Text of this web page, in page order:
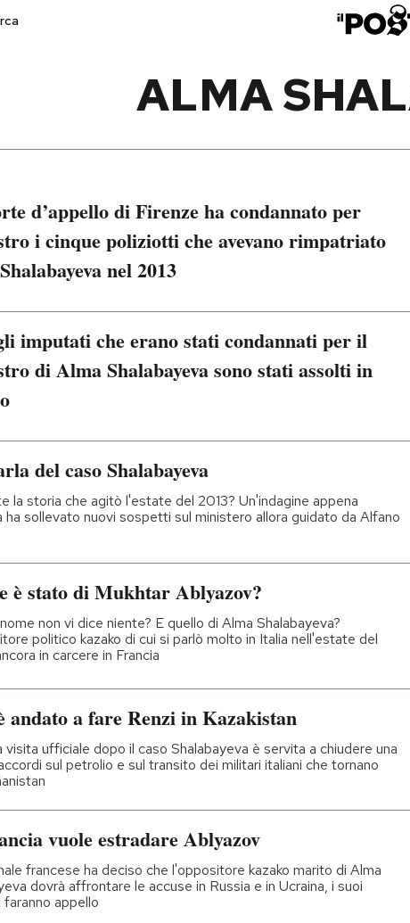
Moda
Storie/Idee
Ok Boomer!
Media
Mondiali calcio 2026
ALMA
d’appello di Firenze ha condannato per
i cinque poliziotti che avevano rimpatriato
nel 2013
imputati che erano stati condannati per il
di Alma Shalabayeva sono stati assolti in
del caso Shalabayeva
la storia che agitò l'estate del 2013? Un'indagine appena
ha sollevato nuovi sospetti sul ministero allora guidato da Alfano
è stato di Mukhtar Ablyazov?
non vi dice niente? E quello di Alma Shalabayeva?
politico kazako di cui si parlò molto in Italia nell'estate del
in carcere in Francia
andato a fare Renzi in Kazakistan
visita ufficiale dopo il caso Shalabayeva è servita a chiudere una
sul petrolio e sul transito dei militari italiani che tornano
vuole estradare Ablyazov
francese ha deciso che l'oppositore kazako marito di Alma
dovrà affrontare le accuse in Russia e in Ucraina, i suoi
appello